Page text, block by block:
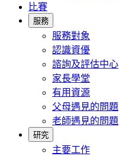
比賽
服務
服務對象
認識資優
諮詢及評估中心
家長學堂
有用資源
父母遇見的問題
老師遇見的問題
研究
主要工作